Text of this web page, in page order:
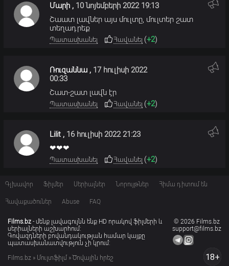
Մարի , 10 նոյեմբերի 2022 19:13
Պատասխանել Հավանել (+2)
Շաատ լավներ այս մուլտը, մուլտեր շատ
տեղադրեք
Ռուզաննա , 17 հուլիսի 2022
00:33
Պատասխանել Հավանել (+2)
Շատ-շատ լավն էր
Lilit , 16 հուլիսի 2022 21:23
Պատասխանել Հավանել (+2)
❤❤❤
Գլխավոր Ֆիլմեր Սերիալներ Նորույթներ Հիմա դիտում են
Հավաքածուներ Abuse FAQ
© 2026 Films.bz
support@films.bz
18+
Films.bz - մենք լավագույնն ենք HD որակով ֆիլմերի և
սերիալների աշխարհում:
Գովազդների բովանդակության համար կայքը
պատասխանատվություն չի կրում:
Films.bz » Մուլտֆիլմ» Ծովային հրեշ